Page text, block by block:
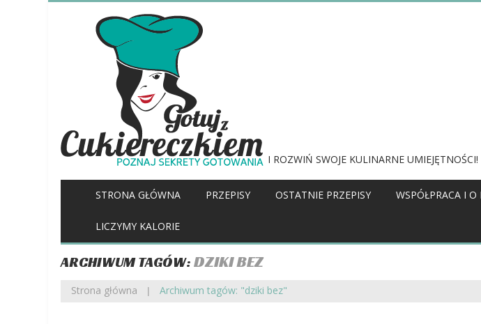
I ROZWIŃ SWOJE KULINARNE UMIEJĘTNOŚCI!
STRONA GŁÓWNA PRZEPISY OSTATNIE PRZEPISY WSPÓŁPRACA I O
LICZYMY KALORIE
ARCHIWUM TAGÓW:DZIKI BEZ
Strona główna Archiwum tagów: "dziki bez"